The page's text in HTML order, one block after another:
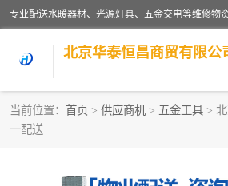
北京华泰恒昌商贸有限公
当前位置： 首页 > 供应商机 > 五金工具 >
一配送
水暖阀门
五金工具 涂料